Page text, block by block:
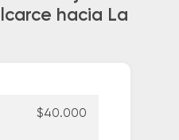
hacia La
$40.000